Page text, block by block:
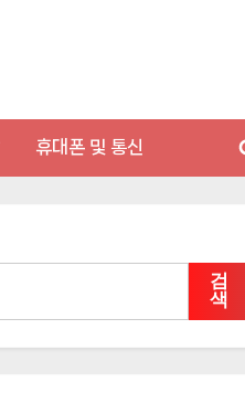
휴대폰 및 통신
검
색